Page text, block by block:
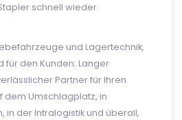
schnell wieder
und Lagertechnik,
für den Kunden: Langer
Partner für Ihren
dem Umschlagplatz, in
in der Intralogistik und überall,